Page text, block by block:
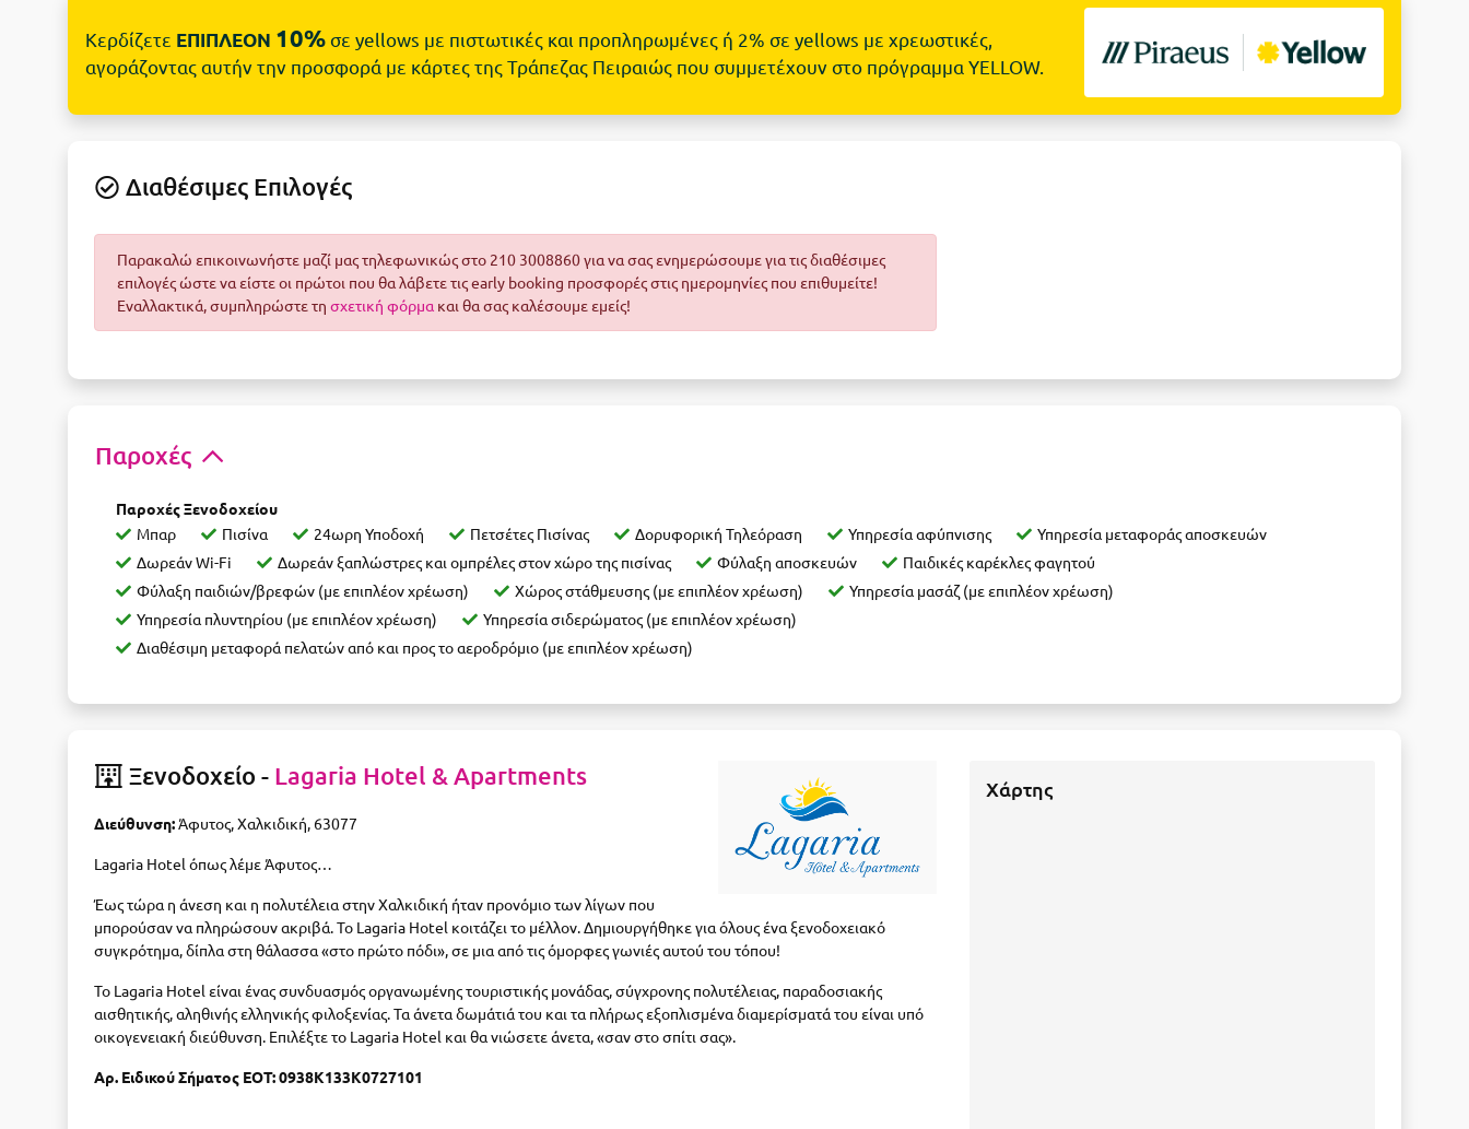
Κερδίζετε ΕΠΙΠΛΕΟΝ 10%σε yellows με πιστωτικές και προπληρωμένες ή 2% σε yellows με χρεωστικές,
αγοράζοντας αυτήν την προσφορά με κάρτες της Τράπεζας Πειραιώς που συμμετέχουν στο πρόγραμμα YELLOW.
Διαθέσιμες Επιλογές
Παρακαλώ επικοινωνήστε μαζί μας τηλεφωνικώς στο 210 3008860 για να σας ενημερώσουμε για τις διαθέσιμες
επιλογές ώστε να είστε οι πρώτοι που θα λάβετε τις early booking προσφορές στις ημερομηνίες που επιθυμείτε!
Εναλλακτικά, συμπληρώστε τη σχετική φόρμα και θα σας καλέσουμε εμείς!
Παροχές
Παροχές Ξενοδοχείου
Μπαρ
Πισίνα 24ωρη Υποδοχή Πετσέτες Πισίνας Δορυφορική Τηλεόραση Υπηρεσία αφύπνισης
Υπηρεσία μεταφοράς αποσκευών
Δωρεάν Wi-Fi
Δωρεάν ξαπλώστρες και ομπρέλες στον χώρο της πισίνας Φύλαξη αποσκευών
Παιδικές καρέκλες φαγητού
Φύλαξη παιδιών/βρεφών (με επιπλέον χρέωση)
Χώρος στάθμευσης (με επιπλέον χρέωση)
Υπηρεσία μασάζ (με επιπλέον χρέωση)
Υπηρεσία πλυντηρίου (με επιπλέον χρέωση)
Υπηρεσία σιδερώματος (με επιπλέον χρέωση)
Διαθέσιμη μεταφορά πελατών από και προς το αεροδρόμιο (με επιπλέον χρέωση)
Ξενοδοχείο - Lagaria Hotel & Apartments
Διεύθυνση:Άφυτος, Χαλκιδική, 63077
Lagaria Hotel όπως λέμε Άφυτος…
Έως τώρα η άνεση και η πολυτέλεια στην Χαλκιδική ήταν προνόμιο των λίγων που
μπορούσαν να πληρώσουν ακριβά. To Lagaria Hotel κοιτάζει το μέλλον. Δημιουργήθηκε για όλους ένα ξενοδοχειακό
συγκρότημα, δίπλα στη θάλασσα «στο πρώτο πόδι», σε μια από τις όμορφες γωνιές αυτού του τόπου!
Το Lagaria Hotel είναι ένας συνδυασμός οργανωμένης τουριστικής μονάδας, σύγχρονης πολυτέλειας, παραδοσιακής
αισθητικής, αληθινής ελληνικής φιλοξενίας. Τα άνετα δωμάτιά του και τα πλήρως εξοπλισμένα διαμερίσματά του είναι υπό
οικογενειακή διεύθυνση. Επιλέξτε το Lagaria Hotel και θα νιώσετε άνετα, «σαν στο σπίτι σας».
Αρ. Ειδικού Σήματος ΕΟΤ: 0938K133K0727101
Χάρτης